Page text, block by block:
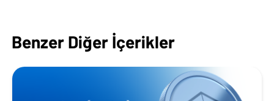
Benzer Diğer İçerikler